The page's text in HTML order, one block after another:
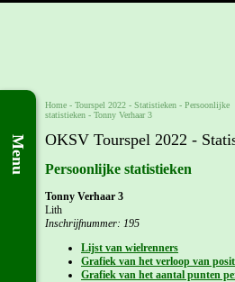
Menu
Home - Tourspel 2022 - Statistieken - Persoonlijke
statistieken - Tonny Verhaar 3
OKSV Tourspel 2022 -
Persoonlijke statistieken
Tonny Verhaar 3
Lith
Inschrijfnummer: 195
Lijst van wielrenners
Grafiek van het verloop van
Grafiek van het aantal punten